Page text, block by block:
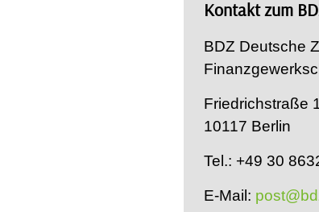
Kontakt zum
BDZ Deutsche
Friedrichstraße
10117 Berlin
Tel.: +49 30
E-Mail: